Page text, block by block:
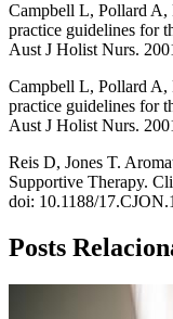
Campbell L, Pollard A,
practice guidelines for
Aust J Holist Nurs.
Campbell L, Pollard A,
practice guidelines for
Aust J Holist Nurs.
Reis D, Jones T.
Supportive Therapy.
doi: 10.1188/
Posts